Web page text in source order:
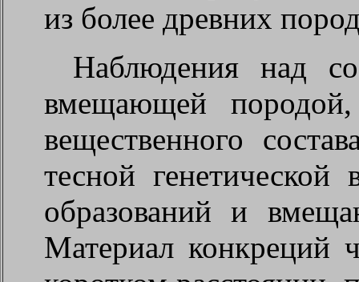
из более древних
Наблюдения над
вмещающей
вещественного
тесной генетической
образований и
Материал конкреций